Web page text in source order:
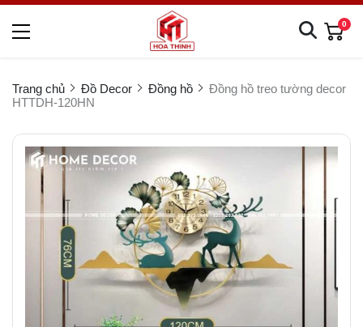
0
Trang chủ Đồ Decor Đồng hồ
Đồng hồ treo tường decor
HTTDH-120HN